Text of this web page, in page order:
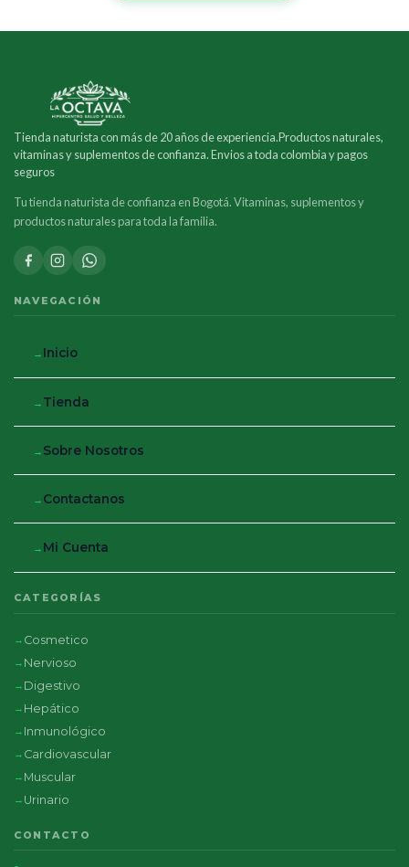
Tienda naturista con más de 20 años de experiencia.Productos naturales,
vitaminas y suplementos de confianza. Envios a toda colombia y pagos
seguros
Tu tienda naturista de confianza en Bogotá. Vitaminas, suplementos y
productos naturales para toda la familia.
NAVEGACIÓN
Inicio
Tienda
Sobre Nosotros
Contactanos
Mi Cuenta
CATEGORÍAS
Cosmetico
Nervioso
Digestivo
Hepático
Inmunológico
Cardiovascular
Muscular
Urinario
CONTACTO